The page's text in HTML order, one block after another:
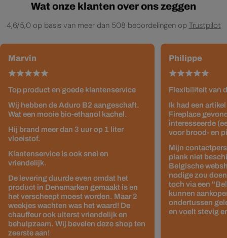
Wat onze klanten over ons zeggen
4,6/5,0 op basis van meer dan 508 beoordelingen op Trustpilot
Marvin
Top product en goede klantenservice
Wij hebben de Aduro B2 aangeschaft.
Wat een mooie bio-ethanol kachel.
Hij brand meer dan 3 uur op 1 liter
vloeistof.
Klantenservice is ook snel en
vriendelijk.
De levering duurde even omdat het
product in Denemarken gemaakt is en
het verscheept moest worden. Maar 2
weekjes wachten was het waard! De
chauffeur ook uiterst vriendelijk en
behulpzaam. Wij bevelen deze shop ten
zeerste aan!
Philippe
Flexibiliteit van
Ik had een
Fireplace
interesseerde
voor brood- en
Mijn
plank niet
Belgische
nodige zou
toch via een
kunnen
ondertussen
en voelt stevig